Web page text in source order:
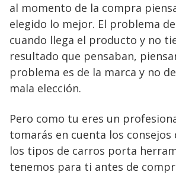
al momento de la compra
elegido lo mejor. El problema
cuando llega el producto y no
resultado que pensaban,
problema es de la marca y no
mala elección.
Pero como tu eres un
tomarás en cuenta los consejos
los tipos de carros porta
tenemos para ti antes de